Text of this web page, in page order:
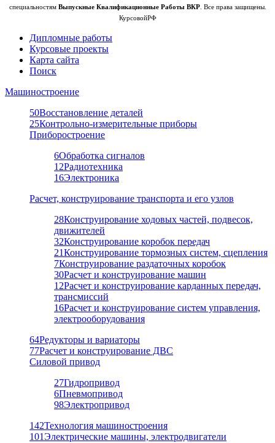
специальностям Выпускные Квалификационные Работы ВКР. Все права защищены.
КурсовойРФ
Дипломные работы
Курсовые проекты
Карта сайта
Поиск
Машиностроение
50Восстановление деталей
25Контрольно-измерительные приборы
Приборостроение
6Обработка сигналов
12Радиотехника
16Электроника
Расчет, конструирование транспорта и его узлов
28Конструирование ходовых частей, подвесок,
движителей
32Конструирование коробок передач
21Конструирование тормозных систем, сцепления
7Конструирование раздаточных коробок
30Расчет и конструирование машин
12Расчет и конструирование карданных передач,
трансмиссий
16Расчет и конструирование систем управления,
электрооборудования
64Редукторы и вариаторы
77Расчет и конструирование ДВС
Силовой привод
27Гидропривод
6Пневмопривод
98Электропривод
142Технология машиностроения
101Электрические машины, электродвигатели